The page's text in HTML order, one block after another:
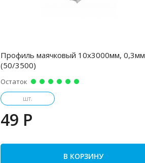
Профиль маячковый 10х3000мм, 0,3мм
(50/3500)
Остаток
шт.
49 P
В КОРЗИНУ